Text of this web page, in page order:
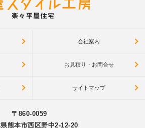
会社案内
お見積り・お問合せ
サイトマップ
〒860-0059
熊本市西区野中2-12-20